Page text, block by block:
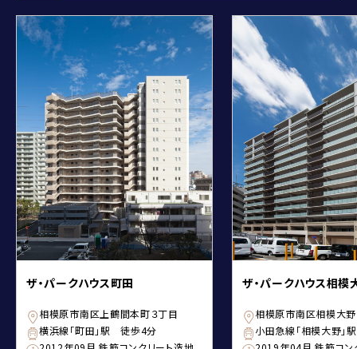
ザ・パークハウス町田
相模原市南区上鶴間本町３丁目
横浜線「町田」駅 徒歩4分
ザ・パークハウス相模
相模原市南区相模大
小田急線「相模大野